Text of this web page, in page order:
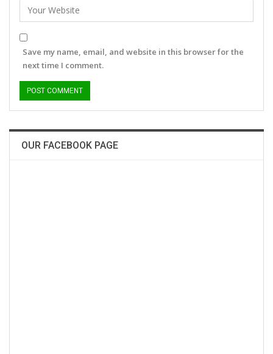
Save my name, email, and website in this browser for the
next time I comment.
OUR FACEBOOK PAGE